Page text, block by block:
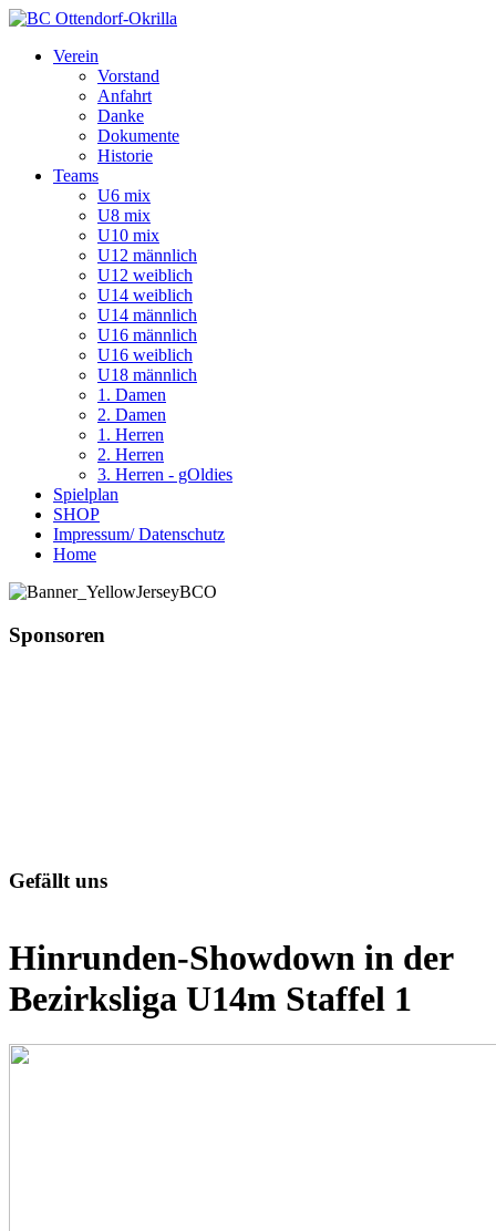
Verein
Vorstand
Anfahrt
Danke
Dokumente
Historie
Teams
U6 mix
U8 mix
U10 mix
U12 männlich
U12 weiblich
U14 weiblich
U14 männlich
U16 männlich
U16 weiblich
U18 männlich
1. Damen
2. Damen
1. Herren
2. Herren
3. Herren - gOldies
Spielplan
SHOP
Impressum/ Datenschutz
Home
Sponsoren
Gefällt uns
Hinrunden-Showdown in der
Bezirksliga U14m Staffel 1